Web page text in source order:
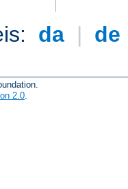
da | de
2.0